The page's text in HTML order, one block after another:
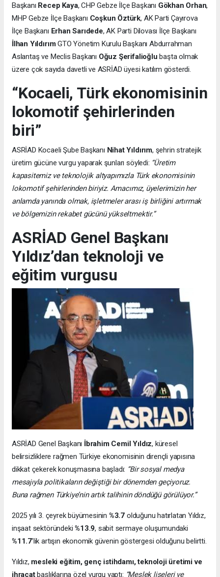
Başkanı Recep Kaya, CHP Gebze İlçe Başkanı Gökhan Orhan,
MHP Gebze İlçe Başkanı Coşkun Öztürk, AK Parti Çayırova
İlçe Başkanı Erhan Sarıdede, AK Parti Dilovası İlçe Başkanı
İlhan YıldırımGTO Yönetim Kurulu Başkanı Abdurrahman
Aslantaş ve Meclis Başkanı Oğuz Şerifalioğlu başta olmak
üzere çok sayıda davetli ve ASRİAD üyesi katılım gösterdi.
“Kocaeli, Türk ekonomisinin
lokomotif şehirlerinden
biri”
ASRİAD Kocaeli Şube Başkanı Nihat Yıldırım, şehrin stratejik
üretim gücüne vurgu yaparak şunları söyledi: “Üretim
kapasitemiz ve teknolojik altyapımızla Türk ekonomisinin
lokomotif şehirlerinden biriyiz. Amacımız, üyelerimizin her
anlamda yanında olmak, işletmeler arası iş birliğini artırmak
ve bölgemizin rekabet gücünü yükseltmektir.”
ASRİAD Genel Başkanı
Yıldız’dan teknoloji ve
eğitim vurgusu
ASRİAD Genel Başkanı İbrahim Cemil Yıldız, küresel
belirsizliklere rağmen Türkiye ekonomisinin dirençli yapısına
dikkat çekerek konuşmasına başladı: “Bir sosyal medya
mesajıyla politikaların değiştiği bir dönemden geçiyoruz.
Buna rağmen Türkiye’nin artık talihinin döndüğü görülüyor.”
2025 yılı 3. çeyrek büyümesinin %3.7 olduğunu hatırlatan Yıldız,
inşaat sektöründeki%13.9, sabit sermaye oluşumundaki
%11.7’lik artışın ekonomik güvenin göstergesi olduğunu belirtti.
Yıldız, mesleki eğitim, genç istihdamı, teknoloji üretimi ve
ihracatbaşlıklarına özel vurgu yaptı: “Meslek liseleri ve